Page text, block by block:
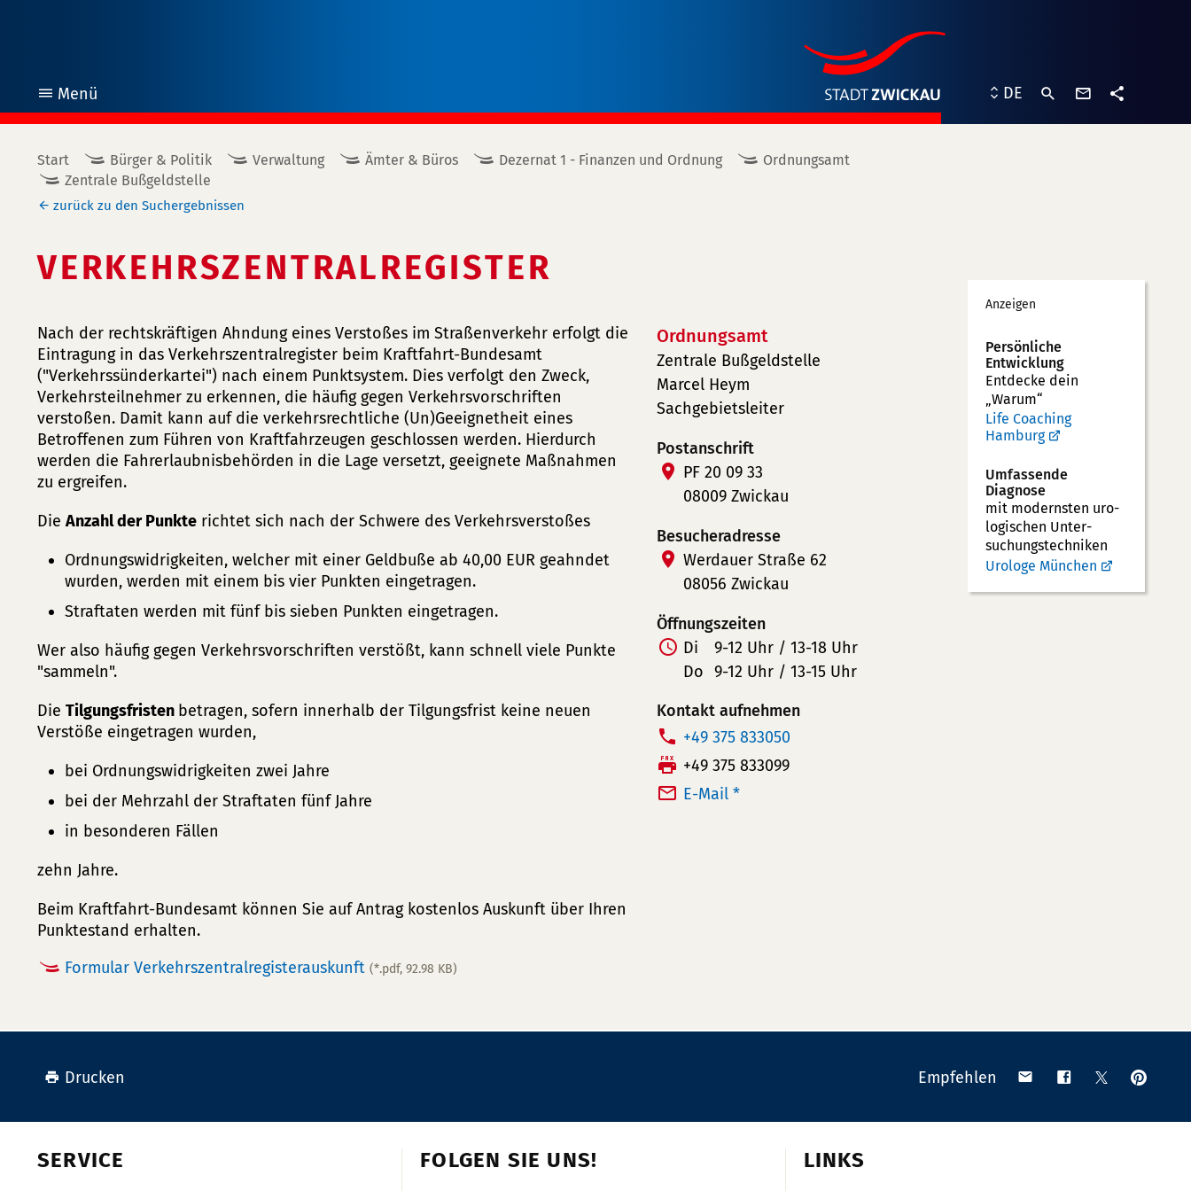
Menü
öffnen
DE
Start Bürger & Politik Verwaltung Ämter & Büros Dezernat 1 - Finanzen und Ordnung
Ordnungsamt
Zentrale Bußgeldstelle
zurück zu den Suchergebnissen
VERKEHRSZENTRALREGISTER
Nach der rechtskräftigen Ahndung eines Verstoßes im Straßenverkehr erfolgt die
Eintragung in das Verkehrszentralregister beim Kraftfahrt-Bundesamt
("Verkehrssünderkartei") nach einem Punktsystem. Dies verfolgt den Zweck,
Verkehrsteilnehmer zu erkennen, die häufig gegen Verkehrsvorschriften
verstoßen. Damit kann auf die verkehrsrechtliche (Un)Geeignetheit eines
Betroffenen zum Führen von Kraftfahrzeugen geschlossen werden. Hierdurch
werden die Fahrerlaubnisbehörden in die Lage versetzt, geeignete Maßnahmen
zu ergreifen.
Die Anzahl der Punkte richtet sich nach der Schwere des Verkehrsverstoßes
Ordnungswidrigkeiten, welcher mit einer Geldbuße ab 40,00 EUR geahndet
wurden, werden mit einem bis vier Punkten eingetragen.
Straftaten werden mit fünf bis sieben Punkten eingetragen.
Wer also häufig gegen Verkehrsvorschriften verstößt, kann schnell viele Punkte
"sammeln".
Die Tilgungsfristen betragen, sofern innerhalb der Tilgungsfrist keine neuen
Verstöße eingetragen wurden,
bei Ordnungswidrigkeiten zwei Jahre
bei der Mehrzahl der Straftaten fünf Jahre
in besonderen Fällen
zehn Jahre.
Beim Kraftfahrt-Bundesamt können Sie auf Antrag kostenlos Auskunft über Ihren
Punktestand erhalten.
Formular Verkehrszentralregisterauskunft (*.pdf, 92.98 KB)
Ordnungsamt
Zentrale Bußgeldstelle
Marcel Heym
Sachgebietsleiter
Postanschrift
PF 20 09 33
08009 Zwickau
Besucheradresse
Werdauer Straße 62
08056 Zwickau
Öffnungszeiten
Di
9-12 Uhr / 13-18 Uhr
Do 9-12 Uhr / 13-15 Uhr
Kontakt aufnehmen
T
e
l
+49 375 833050
F
a
+49 375 833099
E-Mail *
Werbung
Anzeigen
Persönliche
Entwicklung
Entdecke dein
„Warum“
Life Coaching
Hamburg
Umfassende
Diagnose
mit modernsten uro­
logischen Unter­
suchungs­techniken
Urologe München
Drucken Empfehlen
Teilen Teilen Teilen
SERVICE FOLGEN SIE UNS! LINKS